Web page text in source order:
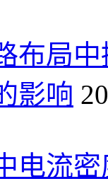
布局
影响
电流